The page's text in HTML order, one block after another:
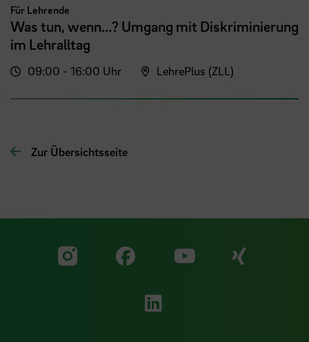
Für Lehrende
Was tun, wenn...? Umgang mit Diskriminierung
im Lehralltag
09:00 - 16:00 Uhr LehrePlus (ZLL)
Zur Übersichtsseite
Zu unserer Facebook
Zu
Zu unserer